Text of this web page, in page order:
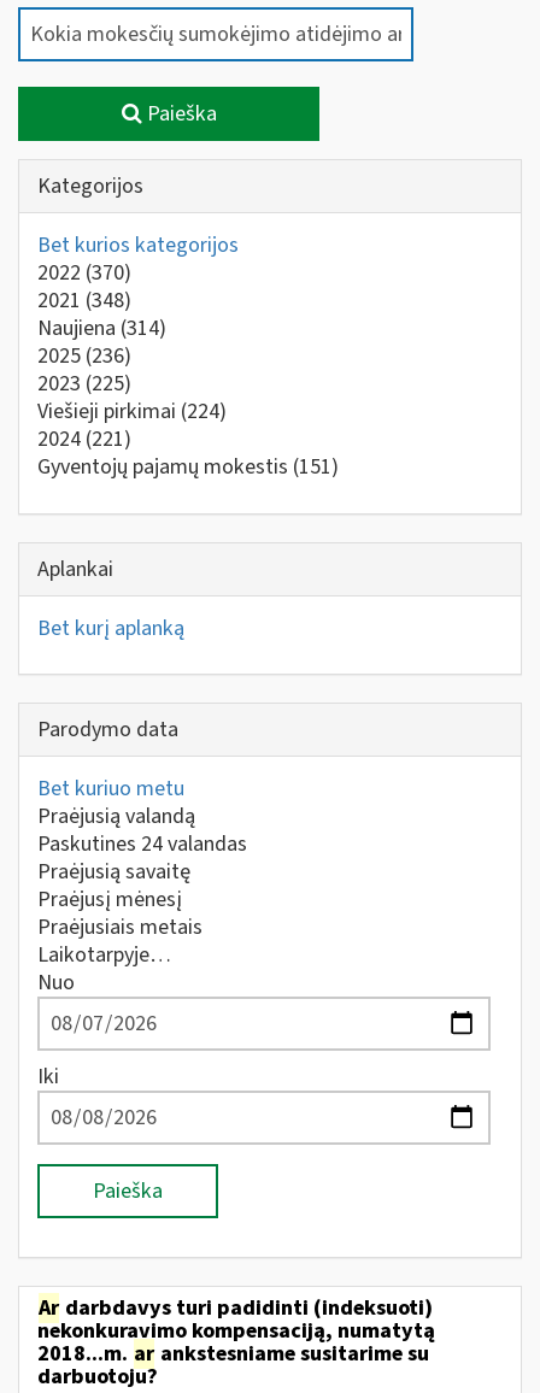
Paieška
Kategorijos
Bet kurios kategorijos
2022 (370)
2021 (348)
Naujiena (314)
2025 (236)
2023 (225)
Viešieji pirkimai (224)
2024 (221)
Gyventojų pajamų mokestis (151)
Aplankai
Bet kurį aplanką
Parodymo data
Bet kuriuo metu
Praėjusią valandą
Paskutines 24 valandas
Praėjusią savaitę
Praėjusį mėnesį
Praėjusiais metais
Laikotarpyje…
Nuo
Iki
Paieška
Ar darbdavys turi padidinti (indeksuoti)
nekonkuravimo kompensaciją, numatytą
2018...m. ar ankstesniame susitarime su
darbuotoju?